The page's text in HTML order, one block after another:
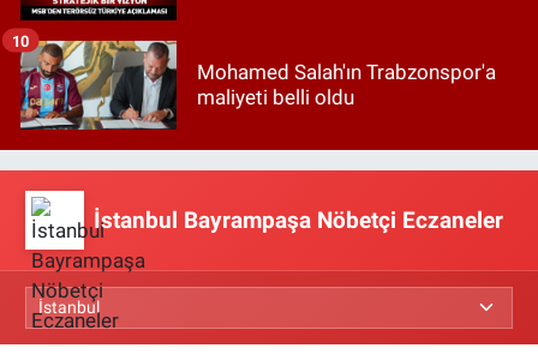
Mohamed Salah'ın Trabzonspor'a
maliyeti belli oldu
10
İstanbul Bayrampaşa Nöbetçi Eczaneler